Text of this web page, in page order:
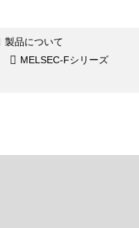
製品について
MELSEC-Fシリーズ